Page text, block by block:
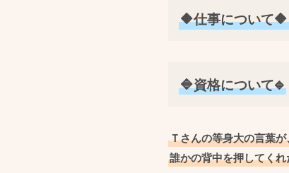
🔶仕事について🔶
🔷資格について🔷
Ｔさんの等身大の言葉が
誰かの背中を押してく